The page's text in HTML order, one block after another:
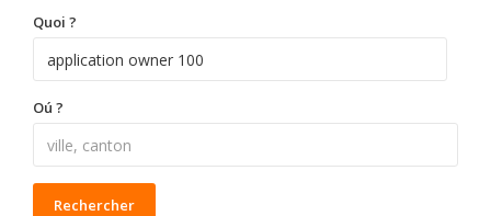
Quoi ?
Oú ?
Rechercher